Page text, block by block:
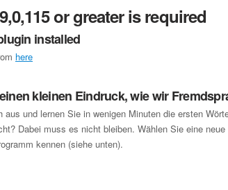
or greater is required
installed
here
kleinen Eindruck, wie wir
aus und lernen Sie in wenigen Minuten die ersten
Dabei muss es nicht bleiben. Wählen Sie eine
kennen (siehe unten).